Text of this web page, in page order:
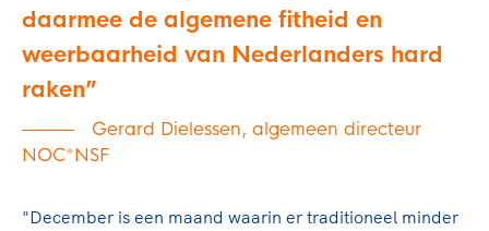
daarmee de algemene fitheid en
weerbaarheid van Nederlanders hard
raken
Gerard Dielessen, algemeen directeur
NOC*NSF
"December is een maand waarin er traditioneel minder